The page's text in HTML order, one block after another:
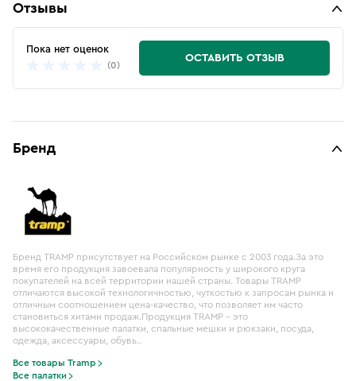
Отзывы
Пока нет оценок
(0)
ОСТАВИТЬ ОТЗЫВ
Бренд
Бренд TRAMP присутствует на Российском рынке с 2003 года.За это
время его продукция завоевала популярность у широкого круга
покупателей на всей территории нашей страны. Товары TRAMP
отличаются высокой технологичностью, чуткостью к запросам рынка и
отличным соотношением цена-качество, что позволяет им часто
становиться хитами продаж.Продукция TRAMP – это
высококачественные палатки, спальные мешки и рюкзаки, посуда,
одежда, аксессуары, обувь..
Все товары Tramp
Все палатки